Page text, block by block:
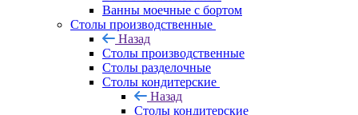
Ванны моечные с бортом
Столы производственные
Назад
Столы производственные
Столы разделочные
Столы кондитерские
Назад
Столы кондитерские